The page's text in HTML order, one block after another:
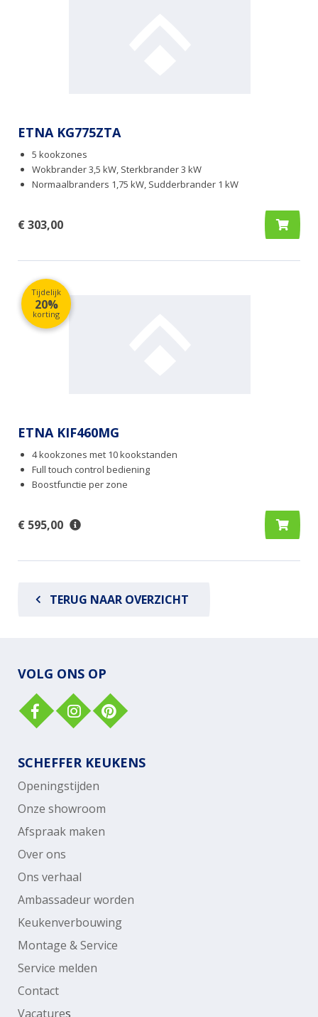
ETNA KG775ZTA
5 kookzones
Wokbrander 3,5 kW, Sterkbrander 3 kW
Normaalbranders 1,75 kW, Sudderbrander 1 kW
€ 303,00
Tijdelijk
20%
korting
ETNA KIF460MG
4 kookzones met 10 kookstanden
Full touch control bediening
Boostfunctie per zone
€ 595,00
TERUG NAAR OVERZICHT
VOLG ONS OP
SCHEFFER KEUKENS
Openingstijden
Onze showroom
Afspraak maken
Over ons
Ons verhaal
Ambassadeur worden
Keukenverbouwing
Montage & Service
Service melden
Contact
Vacatures